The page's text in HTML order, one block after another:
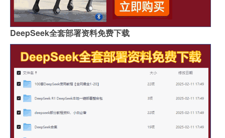
DeepSeek全套部署资料免费下载